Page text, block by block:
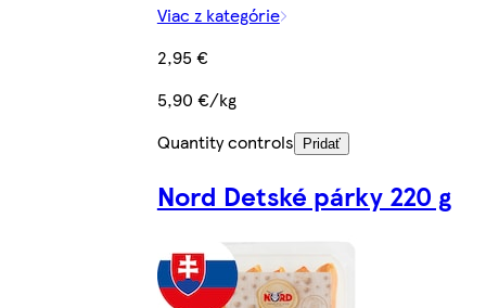
Viac z kategórie
2,95 €
5,90 €/kg
Quantity controls
Pridať
Nord Detské párky 220 g